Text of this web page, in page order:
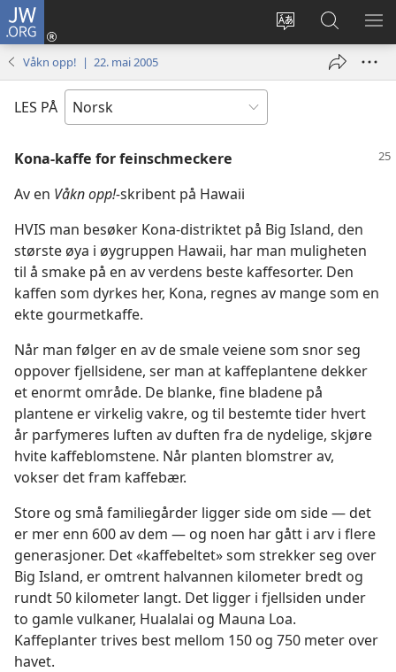
JW.ORG
Endre
Logg
inn
vindu)
Søk
på
JW.ORG
VIS
Våkn opp! | 22. mai 2005
LES PÅ
Kona-kaffe for feinschmeckere
Av en Våkn opp!-skribent på Hawaii
HVIS man besøker Kona-distriktet på Big Island, den
største øya i øygruppen Hawaii, har man muligheten
til å smake på en av verdens beste kaffesorter. Den
kaffen som dyrkes her, Kona, regnes av mange som en
ekte gourmetkaffe.
Når man følger en av de smale veiene som snor seg
oppover fjellsidene, ser man at kaffeplantene dekker
et enormt område. De blanke, fine bladene på
plantene er virkelig vakre, og til bestemte tider hvert
år parfymeres luften av duften fra de nydelige, skjøre
hvite kaffeblomstene. Når planten blomstrer av,
vokser det fram kaffebær.
Store og små familiegårder ligger side om side — det
er mer enn 600 av dem — og noen har gått i arv i flere
generasjoner. Det «kaffebeltet» som strekker seg over
Big Island, er omtrent halvannen kilometer bredt og
rundt 50 kilometer langt. Det ligger i fjellsiden under
to gamle vulkaner, Hualalai og Mauna Loa.
Kaffeplanter trives best mellom 150 og 750 meter over
havet.